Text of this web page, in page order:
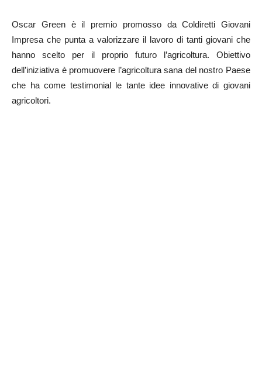
Oscar Green è il premio promosso da Coldiretti Giovani
Impresa che punta a valorizzare il lavoro di tanti giovani che
hanno scelto per il proprio futuro l’agricoltura. Obiettivo
dell’iniziativa è promuovere l’agricoltura sana del nostro Paese
che ha come testimonial le tante idee innovative di giovani
agricoltori.